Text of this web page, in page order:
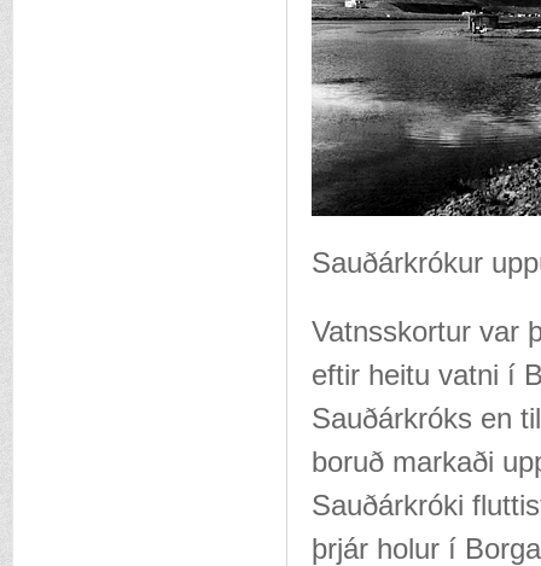
Sauðárkrókur
Vatnsskortur var
eftir heitu vatni í
Sauðárkróks en
boruð markaði
Sauðárkróki
þrjár holur í